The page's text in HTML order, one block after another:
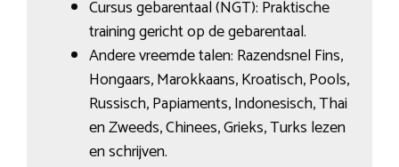
Cursus gebarentaal (NGT): Praktische
training gericht op de gebarentaal.
Andere vreemde talen: Razendsnel Fins,
Hongaars, Marokkaans, Kroatisch, Pools,
Russisch, Papiaments, Indonesisch, Thai
en Zweeds, Chinees, Grieks, Turks lezen
en schrijven.